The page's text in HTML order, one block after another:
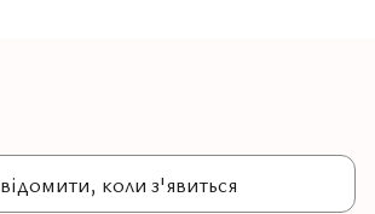
коли з'явиться